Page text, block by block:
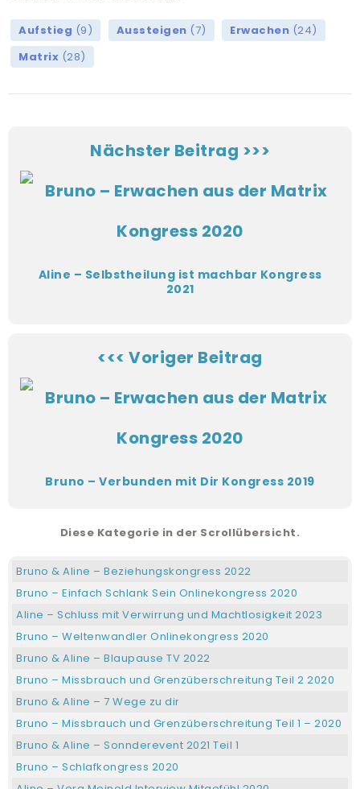
Aufstieg (9) Aussteigen (7) Erwachen (24)
Matrix (28)
Nächster Beitrag >>>
Aline – Selbstheilung ist machbar Kongress
2021
<<< Voriger Beitrag
Bruno – Verbunden mit Dir Kongress 2019
Diese Kategorie in der Scrollübersicht.
Bruno & Aline – Beziehungskongress 2022
Bruno – Einfach Schlank Sein Onlinekongress 2020
Aline – Schluss mit Verwirrung und Machtlosigkeit 2023
Bruno – Weltenwandler Onlinekongress 2020
Bruno & Aline – Blaupause TV 2022
Bruno – Missbrauch und Grenzüberschreitung Teil 2 2020
Bruno & Aline – 7 Wege zu dir
Bruno – Missbrauch und Grenzüberschreitung Teil 1 – 2020
Bruno & Aline – Sonnderevent 2021 Teil 1
Bruno – Schlafkongress 2020